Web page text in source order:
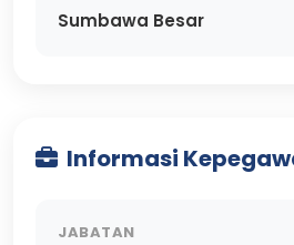
Sumbawa Besar
Informasi
JABATAN